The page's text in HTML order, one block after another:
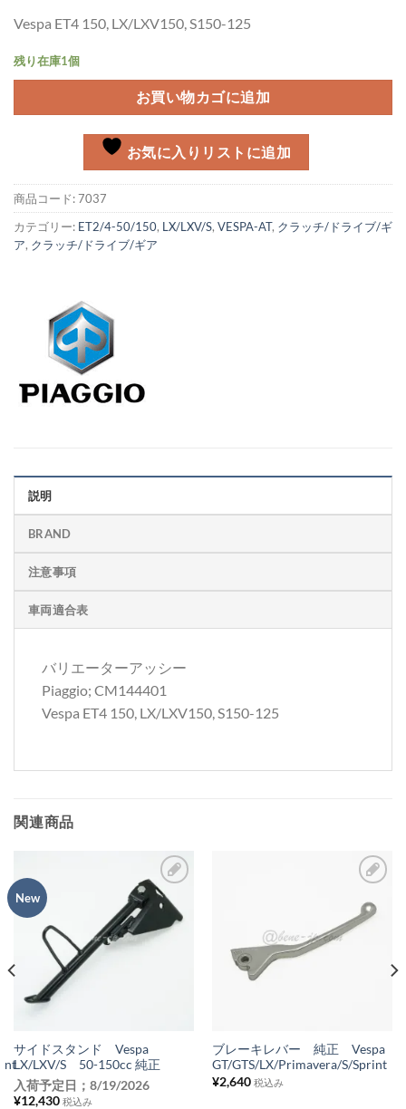
Vespa ET4 150, LX/LXV150, S150-125
残り在庫1個
お買い物カゴに追加
お気に入りリストに追加
商品コード:7037
カテゴリー: ET2/4-50/150, LX/LXV/S, VESPA-AT, クラッチ/ドライブ/ギ
ア, クラッチ/ドライブ/ギア
説明
BRAND
注意事項
車両適合表
バリエーターアッシー
Piaggio; CM144401
Vespa ET4 150, LX/LXV150, S150-125
関連商品
New
お
ト
サイドスタンド Vespa
LX/LXV/S 50-150cc 純正
入荷予定日； 8/19/2026
¥12,430 税込み
気
ス
ト
ブレーキレバー 純正 Vespa
GT/GTS/LX/Primavera/S/Sprint
¥2,640 税込み